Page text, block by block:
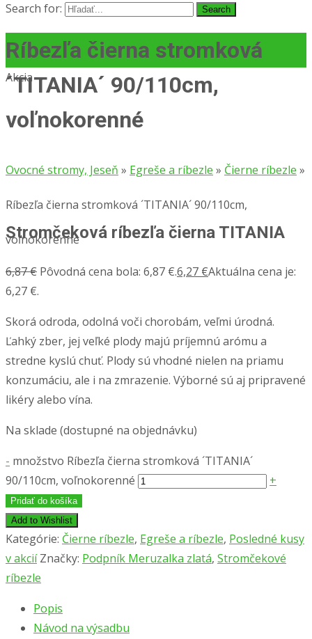
Search for:
Ríbezľa čierna stromková
´TITANIA´ 90/110cm,
voľnokorenné
Ovocné stromy, Jeseň » Egreše a ríbezle » Čierne ríbezle »
Ríbezľa čierna stromková ´TITANIA´ 90/110cm,
voľnokorenné
Akcia
Stromčeková ríbezľa čierna TITANIA
6,87€ Pôvodná cena bola: 6,87 €.6,27 €Aktuálna cena je:
6,27 €.
Skorá odroda, odolná voči chorobám, veľmi úrodná.
Ľahký zber, jej veľké plody majú príjemnú arómu a
stredne kyslú chuť. Plody sú vhodné nielen na priamu
konzumáciu, ale i na zmrazenie. Výborné sú aj pripravené
likéry alebo vína.
Na sklade (dostupné na objednávku)
- množstvo Ríbezľa čierna stromková ´TITANIA´
90/110cm, voľnokorenné
+
Pridať do košíka
Add to Wishlist
Kategórie: Čierne ríbezle, Egreše a ríbezle, Posledné kusy
v akcií Značky: Podpník Meruzalka zlatá, Stromčekové
ríbezle
Popis
Návod na výsadbu